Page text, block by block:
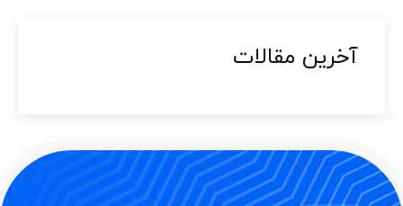
آخرین مقالات​